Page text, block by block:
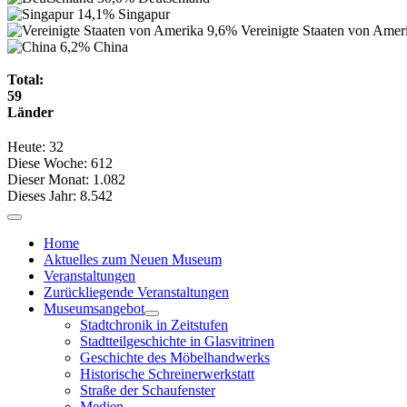
14,1% Singapur
9,6% Vereinigte Staaten von
6,2% China
Total:
59
Länder
Heute: 32
Diese Woche: 612
Dieser Monat: 1.082
Dieses Jahr: 8.542
Home
Aktuelles zum Neuen Museum
Veranstaltungen
Zurückliegende Veranstaltungen
Museumsangebot
Stadtchronik in Zeitstufen
Stadtteilgeschichte in Glasvitrinen
Geschichte des Möbelhandwerks
Historische Schreinerwerkstatt
Straße der Schaufenster